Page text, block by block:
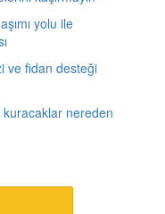
yolu ile
ve fidan desteği
kuracaklar nereden